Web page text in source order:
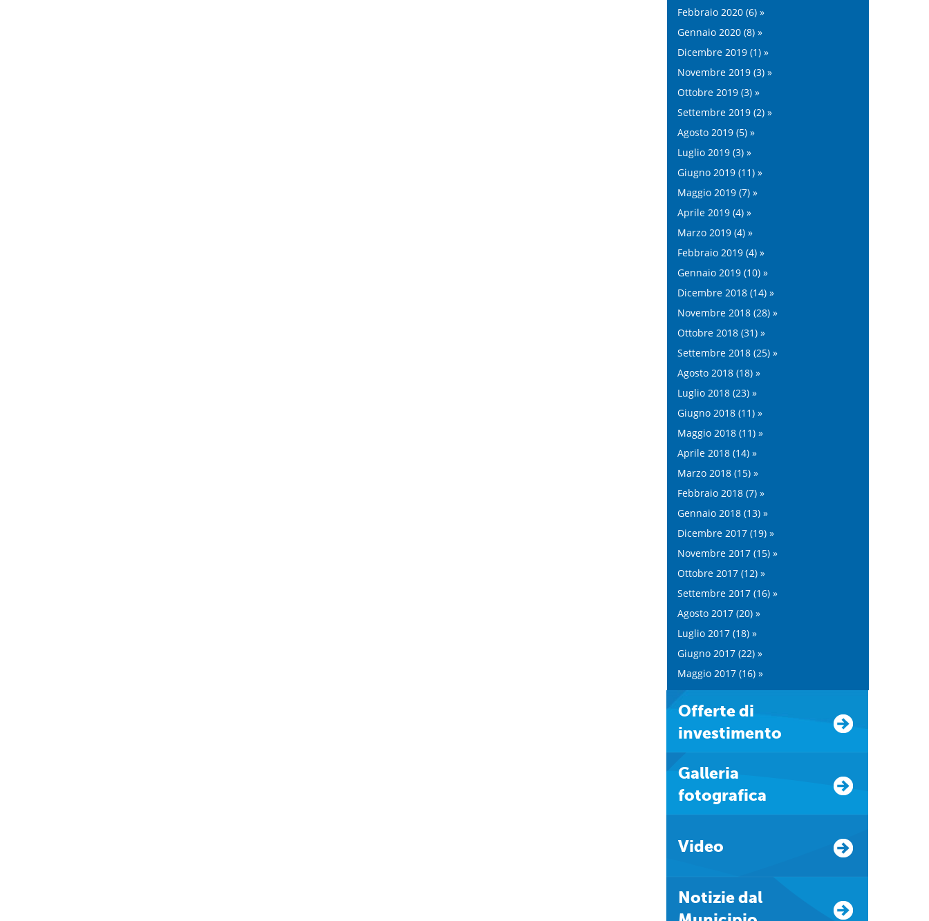
Febbraio 2020 (6) »
Gennaio 2020 (8) »
Dicembre 2019 (1) »
Novembre 2019 (3) »
Ottobre 2019 (3) »
Settembre 2019 (2) »
Agosto 2019 (5) »
Luglio 2019 (3) »
Giugno 2019 (11) »
Maggio 2019 (7) »
Aprile 2019 (4) »
Marzo 2019 (4) »
Febbraio 2019 (4) »
Gennaio 2019 (10) »
Dicembre 2018 (14) »
Novembre 2018 (28) »
Ottobre 2018 (31) »
Settembre 2018 (25) »
Agosto 2018 (18) »
Luglio 2018 (23) »
Giugno 2018 (11) »
Maggio 2018 (11) »
Aprile 2018 (14) »
Marzo 2018 (15) »
Febbraio 2018 (7) »
Gennaio 2018 (13) »
Dicembre 2017 (19) »
Novembre 2017 (15) »
Ottobre 2017 (12) »
Settembre 2017 (16) »
Agosto 2017 (20) »
Luglio 2017 (18) »
Giugno 2017 (22) »
Maggio 2017 (16) »
Offerte di
investimento
Galleria
fotografica
Video
Notizie dal